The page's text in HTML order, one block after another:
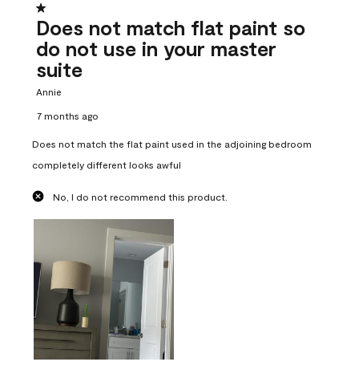
1 out of 5 stars.
Does not match flat paint so
do not use in your master
suite
Annie
7 months ago
Does not match the flat paint used in the adjoining bedroom
completely different looks awful
No, I do not recommend this product.